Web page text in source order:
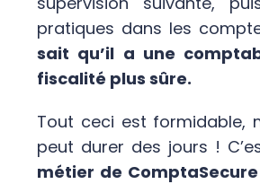
pratiques dans les
sait qu’il a une
fiscalité plus sûre.
Tout ceci est formidable,
peut durer des jours !
métier de